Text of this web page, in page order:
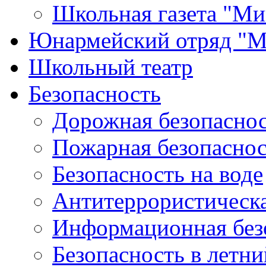
Школьная газета
Юнармейский отряд
Школьный театр
Безопасность
Дорожная
Пожарная
Безопасность на воде
Информационная
Безопасность в